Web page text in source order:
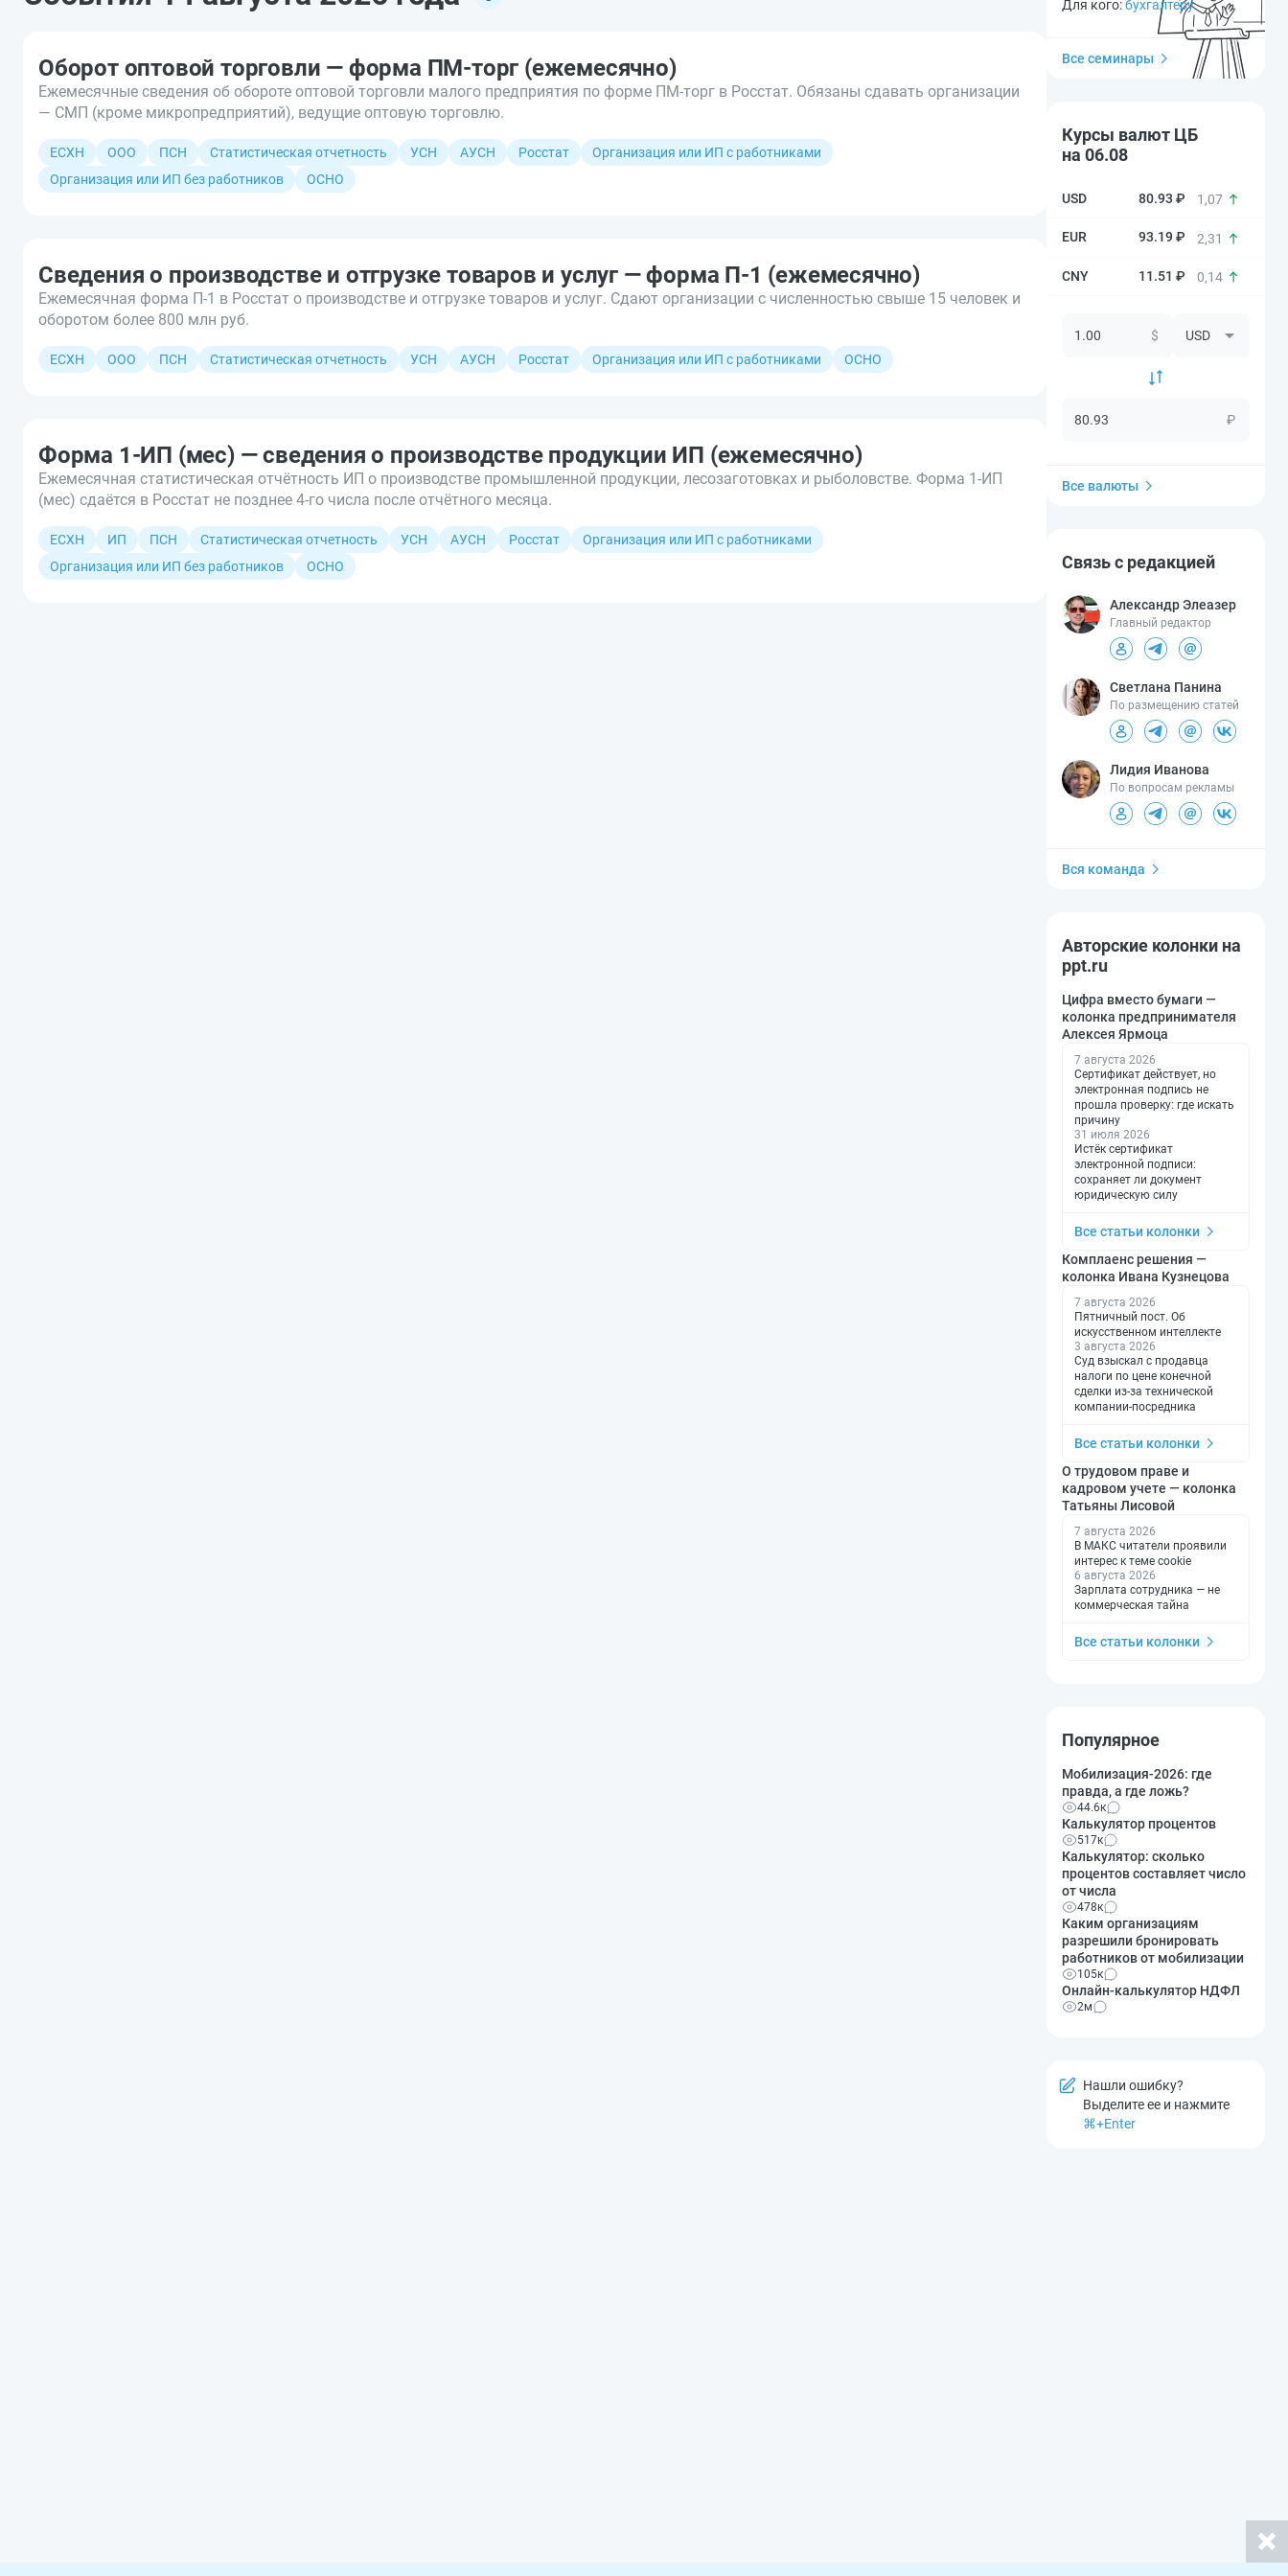
Оборот оптовой торговли — форма ПМ-торг (ежемесячно)
Ежемесячные сведения об обороте оптовой торговли малого предприятия по форме ПМ-торг в Росстат. Обязаны сдавать организации
— СМП (кроме микропредприятий), ведущие оптовую торговлю.
ЕСХН ООО ПСН Статистическая отчетность УСН АУСН Росстат
Организация или ИП с работниками
Организация или ИП без работников
ОСНО
Сведения о производстве и отгрузке товаров и услуг — форма П-1 (ежемесячно)
Ежемесячная форма П-1 в Росстат о производстве и отгрузке товаров и услуг. Сдают организации с численностью свыше 15 человек и
оборотом более 800 млн руб.
ЕСХН ООО ПСН Статистическая отчетность УСН АУСН Росстат Организация или ИП с работниками ОСНО
Форма 1-ИП (мес) — сведения о производстве продукции ИП (ежемесячно)
Ежемесячная статистическая отчётность ИП о производстве промышленной продукции, лесозаготовках и рыболовстве. Форма 1-ИП
(мес) сдаётся в Росстат не позднее 4-го числа после отчётного месяца.
ЕСХН ИП ПСН Статистическая отчетность УСН АУСН Росстат
Организация или ИП с работниками
Организация или ИП без работников
ОСНО
Для кого:бухгалтеру
Все семинары
Курсы валют ЦБ
на 06.08
80.93 ₽ 1,07
93.19 ₽ 2,31
11.51 ₽ 0,14
$
₽
Все валюты
Связь с редакцией
Александр Элеазер
Главный редактор
Светлана Панина
По размещению статей
Лидия Иванова
По вопросам рекламы
Вся команда
Авторские колонки на
ppt.ru
Цифра вместо бумаги —
колонка предпринимателя
Алексея Ярмоца
7 августа 2026
Сертификат действует, но
электронная подпись не
прошла проверку: где искать
причину
31 июля 2026
Истёк сертификат
электронной подписи:
сохраняет ли документ
юридическую силу
Все статьи колонки
Комплаенс решения —
колонка Ивана Кузнецова
7 августа 2026
Пятничный пост. Об
искусственном интеллекте
3 августа 2026
Суд взыскал с продавца
налоги по цене конечной
сделки из-за технической
компании-посредника
Все статьи колонки
О трудовом праве и
кадровом учете — колонка
Татьяны Лисовой
7 августа 2026
В МАКС читатели проявили
интерес к теме cookie
6 августа 2026
Зарплата сотрудника — не
коммерческая тайна
Все статьи колонки
Популярное
Мобилизация-2026: где
правда, а где ложь?
44.6к
Калькулятор процентов
517к
Калькулятор: сколько
процентов составляет число
от числа
478к
Каким организациям
разрешили бронировать
работников от мобилизации
105к
Онлайн-калькулятор НДФЛ
2м
Нашли ошибку?
Выделите ее и нажмите
⌘+Enter